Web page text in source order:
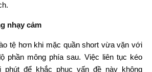
nhạy cảm
tệ hơn khi mặc quần short vừa vặn với
phần mông phía sau. Việc liên tục kéo
phút để khắc phục vấn đề này không